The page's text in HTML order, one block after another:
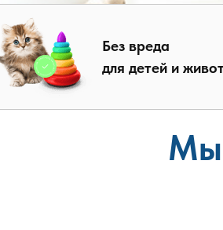
Без вреда
для детей и
Мы